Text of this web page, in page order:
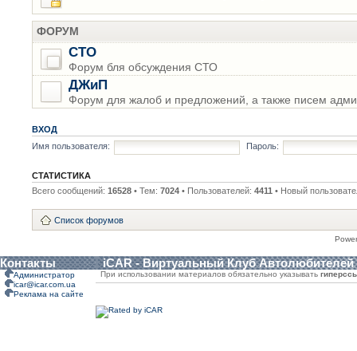
ФОРУМ
СТО
Форум бля обсуждения СТО
ДЖиП
Форум для жалоб и предложений, а также писем
ВХОД
Имя пользователя:
Пароль:
СТАТИСТИКА
Всего сообщений: 16528 • Тем: 7024 • Пользователей: 4411 • Новый
Список форумов
Контакты iCAR - Виртуальный Клуб Автолюбителей
Администратор
icar@icar.com.ua
Реклама на сайте
При использовании материалов обязательно указывать